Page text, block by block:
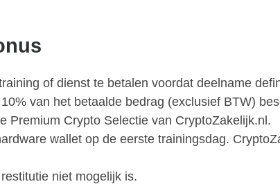
of dienst te betalen voordat deelname
van het betaalde bedrag (exclusief BTW)
Premium Crypto Selectie van CryptoZakelijk.nl.
wallet op de eerste trainingsdag.
niet mogelijk is.